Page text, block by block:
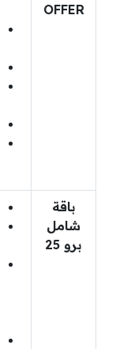
OFFER
باقة
شامل
برو 25